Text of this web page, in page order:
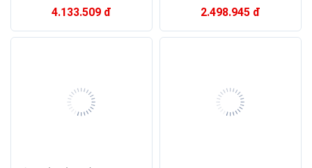
giường đệm sạc USB -
Hàng Chính Hãng
4.133.509 đ
Hút - Lực Hút 20000PA Siêu
Mạnh Siêu Sạch Hàng Chính
2.498.945 đ